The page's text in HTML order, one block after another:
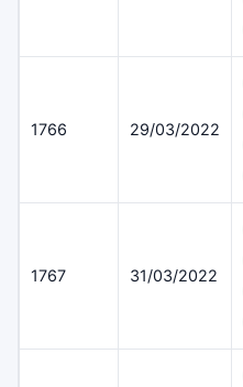
1766 29/03/2022
1767 31/03/2022